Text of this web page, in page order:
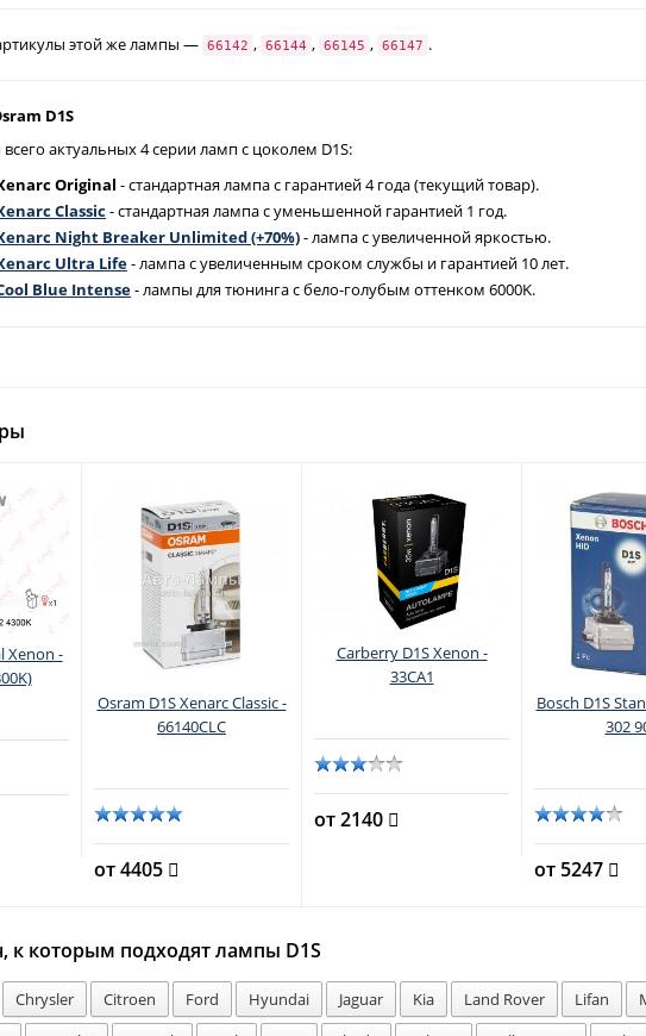
этой же лампы — 66142 , 66144 , 66145 , 66147 .
D1S
актуальных 4 серии ламп с цоколем D1S:
Original - стандартная лампа с гарантией 4 года (текущий товар).
Classic- стандартная лампа с уменьшенной гарантией 1 год.
Night Breaker Unlimited (+70%)- лампа с увеличенной яркостью.
Ultra Life- лампа с увеличенным сроком службы и гарантией 10 лет.
Blue Intense- лампы для тюнинга с бело-голубым оттенком 6000K.
Xenon -
Osram D1S Xenarc Classic -
66140CLC
от 4405
Carberry D1S Xenon -
33CA1
от 2140
Bosch D1S
302
от 5247
к которым подходят лампы D1S
Chrysler Citroen Ford Hyundai Jaguar Kia Land Rover Lifan